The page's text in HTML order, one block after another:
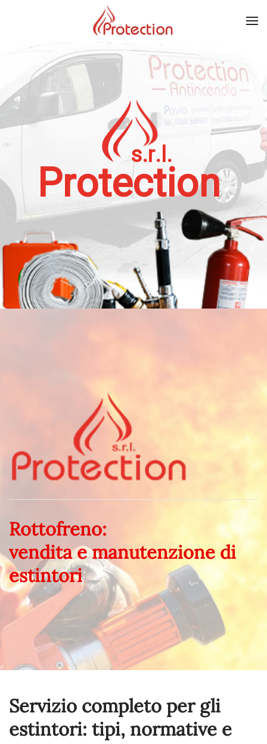
Skip to main content
Protection
s.r. .
Rottofreno:
vendita e manutenzione di
estintori
Servizio completo per gli
estintori: tipi, normative e